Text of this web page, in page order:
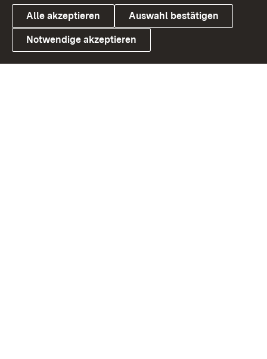
Link zum Landesportal
Alle akzeptieren Auswahl bestätigen
Notwendige akzeptieren